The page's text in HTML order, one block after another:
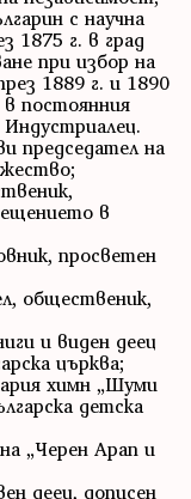
с научна
1875 г. в град
при избор на
1889 г. и 1890
в постоянния
председател на
в
просветен
общественик,
и виден деец
църква;
химн „Шуми
детска
„Черен Арап и
деец, дописен